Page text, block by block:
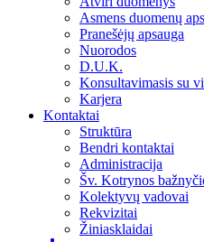
Asmens duomenų
Pranešėjų apsauga
Nuorodos
D.U.K.
Konsultavimasis su
Karjera
Kontaktai
Struktūra
Bendri kontaktai
Administracija
Šv. Kotrynos
Kolektyvų vadovai
Rekvizitai
Žiniasklaidai